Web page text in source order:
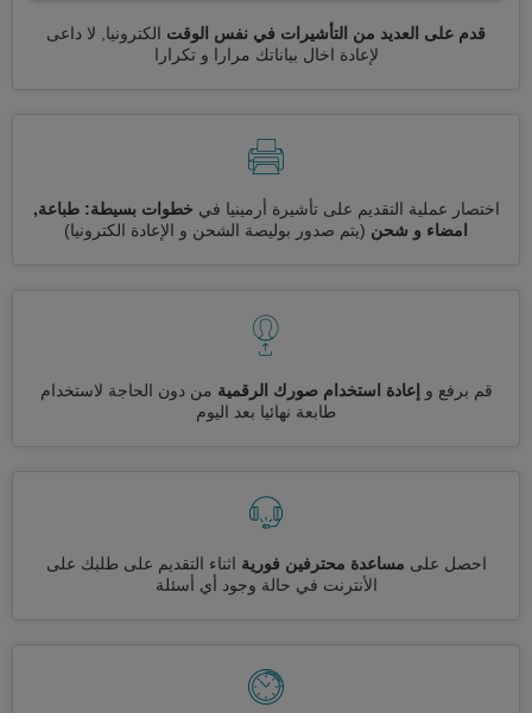
قدم على العديد من التأشيرات في نفس الوقت الكترونيا, لا داعى
لإعادة اخال بياناتك مرارا و تكرارا
اختصار عملية التقديم على تأشيرة أرمينيا في خطوات بسيطة: طباعة,
امضاء و شحن (يتم صدور بوليصة الشحن و الإعادة الكترونيا)
قم برفع و إعادة استخدام صورك الرقمية من دون الحاجة لاستخدام
طابعة نهائيا بعد اليوم
احصل على مساعدة محترفين فورية اثناء التقديم على طلبك على
الأنترنت في حالة وجود أي أسئلة